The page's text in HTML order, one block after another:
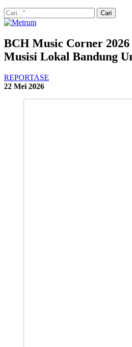
BCH Music Corner
Musisi Lokal Bandung
REPORTASE
22 Mei 2026